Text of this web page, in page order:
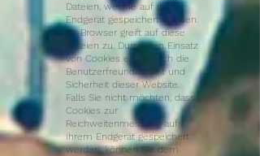
Dateien, welche auf Ihrem
Endgerät gespeichert werden.
Ihr Browser greift auf diese
Dateien zu. Durch den Einsatz
von Cookies erhöht sich die
Benutzerfreundlichkeit und
Sicherheit dieser Website.
Falls Sie nicht möchten, dass
Cookies zur
Reichweitenmessung auf
Ihrem Endgerät gespeichert
werden, können Sie dem